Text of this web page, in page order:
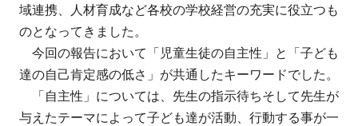
域連携、人材育成など各校の学校経営の充実に役立つも
のとなってきました。
今回の報告において「児童生徒の自主性」と「子ども
達の自己肯定感の低さ」が共通したキーワードでした。
「自主性」については、先生の指示待ちそして先生が
与えたテーマによって子ども達が活動、行動する事が一